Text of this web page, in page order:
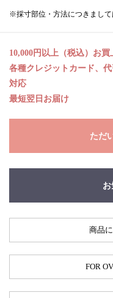
※採寸部位・方法につきまして
10,000円以上（税込）お
各種クレジットカード、
対応
最短翌日お届け
ただ
商品
FOR